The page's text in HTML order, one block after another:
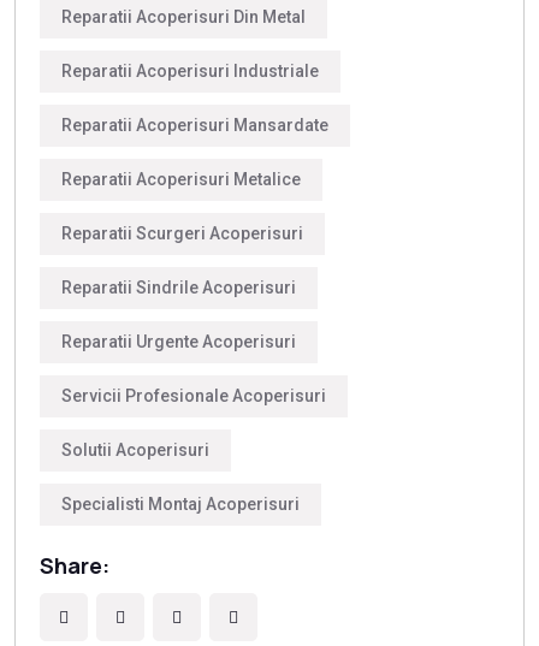
Reparatii Acoperisuri Din Metal
Reparatii Acoperisuri Industriale
Reparatii Acoperisuri Mansardate
Reparatii Acoperisuri Metalice
Reparatii Scurgeri Acoperisuri
Reparatii Sindrile Acoperisuri
Reparatii Urgente Acoperisuri
Servicii Profesionale Acoperisuri
Solutii Acoperisuri
Specialisti Montaj Acoperisuri
Share: